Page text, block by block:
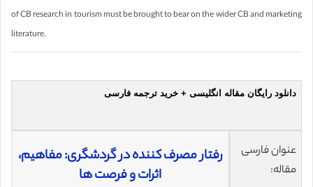
of CB research in tourism must be brought to bear on the wider CB and marketing
literature.
دانلود رایگان مقاله انگلیسی + خرید ترجمه فارسی
عنوان فارسی
مقاله:
رفتار مصرف کننده در گردشگری: مفاهیم،
اثرات و فرصت ها